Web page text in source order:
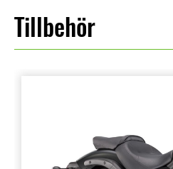
Tillbehör